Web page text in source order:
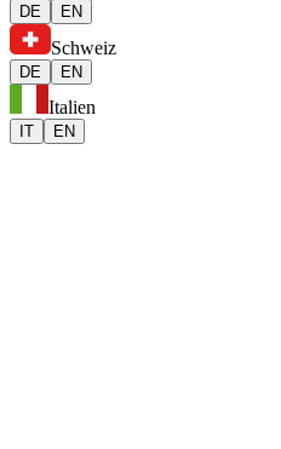
DE EN
Schweiz
DE EN
Italien
IT EN